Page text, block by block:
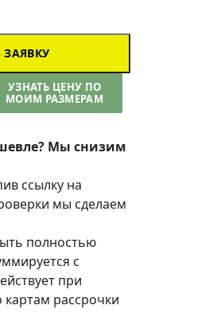
УЗНАТЬ ЦЕНУ ПО
МОИМ РАЗМЕРАМ
Мы снизим
ссылку на
мы сделаем
полностью
с
при
картам рассрочки